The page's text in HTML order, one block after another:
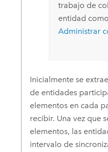
trabajo de
entidad
Administrar
Inicialmente se
de entidades
elementos en cada
recibir. Una vez que
elementos, las
intervalo de